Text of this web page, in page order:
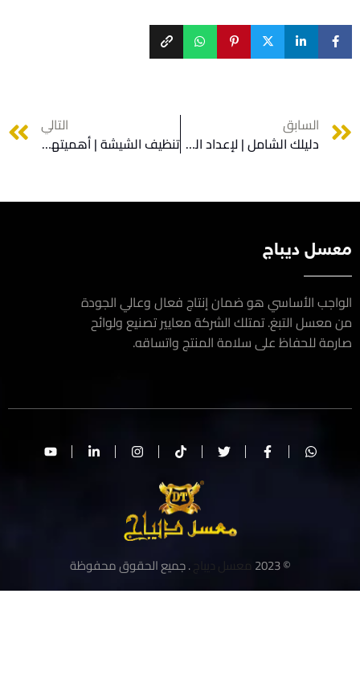
السابق
دليلك الشامل | لإعداد الشيشة النباتية في المنزل
التالي
تنظيف الشيشة | أهميتها ودورها في التأثير على صحة المستخدم
ديباج
الأساسي هو ضمان إنتاج فعال وعالي الجودة
التبغ. تمتلك الشركة معايير تصنيع ولوائح
للحفاظ على سلامة المنتج واتساقه.
معسل ديباج. جميع الحقوق محفوظة